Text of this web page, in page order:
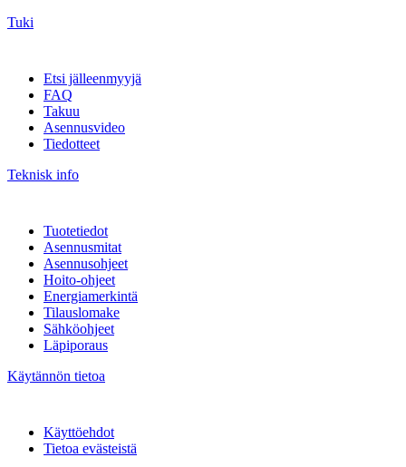
Tuki
Etsi jälleenmyyjä
FAQ
Takuu
Asennusvideo
Tiedotteet
Teknisk info
Tuotetiedot
Asennusmitat
Asennusohjeet
Hoito-ohjeet
Energiamerkintä
Tilauslomake
Sähköohjeet
Läpiporaus
Käytännön tietoa
Käyttöehdot
Tietoa evästeistä